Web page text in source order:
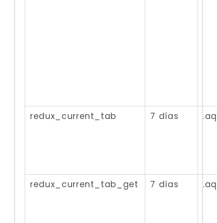
redux_current_tab 7 días
redux_current_tab_get 7 días